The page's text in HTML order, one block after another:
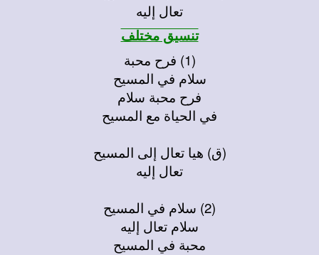
تعال إليه
تنسيق مختلف
(1) فرح محبة
سلام في المسيح
فرح محبة سلام
في الحياة مع المسيح
(ق) هيا تعال إلى المسيح
تعال إليه
(2) سلام في المسيح
سلام تعال إليه
محبة في المسيح